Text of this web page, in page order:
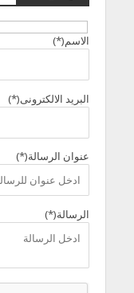
الاسم(*)
البريد الالكترونى(*)
عنوان الرسالة(*)
الرسالة(*)